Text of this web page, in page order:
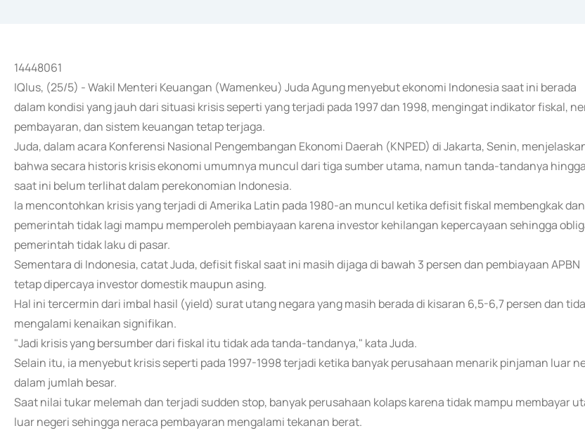
14448061
IQlus, (25/5) - Wakil Menteri Keuangan (Wamenkeu) Juda Agung menyebut ekonomi Indonesia saat ini berada
dalam kondisi yang jauh dari situasi krisis seperti yang terjadi pada 1997 dan 1998, mengingat indikator fiskal,
pembayaran, dan sistem keuangan tetap terjaga.
Juda, dalam acara Konferensi Nasional Pengembangan Ekonomi Daerah (KNPED) di Jakarta, Senin,
bahwa secara historis krisis ekonomi umumnya muncul dari tiga sumber utama, namun tanda-tandanya hingga
saat ini belum terlihat dalam perekonomian Indonesia.
Ia mencontohkan krisis yang terjadi di Amerika Latin pada 1980-an muncul ketika defisit fiskal membengkak dan
pemerintah tidak lagi mampu memperoleh pembiayaan karena investor kehilangan kepercayaan sehingga
pemerintah tidak laku di pasar.
Sementara di Indonesia, catat Juda, defisit fiskal saat ini masih dijaga di bawah 3 persen dan pembiayaan APBN
tetap dipercaya investor domestik maupun asing.
Hal ini tercermin dari imbal hasil (yield) surat utang negara yang masih berada di kisaran 6,5-6,7 persen dan
mengalami kenaikan signifikan.
"Jadi krisis yang bersumber dari fiskal itu tidak ada tanda-tandanya," kata Juda.
Selain itu, ia menyebut krisis seperti pada 1997-1998 terjadi ketika banyak perusahaan menarik pinjaman luar
dalam jumlah besar.
Saat nilai tukar melemah dan terjadi sudden stop, banyak perusahaan kolaps karena tidak mampu membayar
luar negeri sehingga neraca pembayaran mengalami tekanan berat.